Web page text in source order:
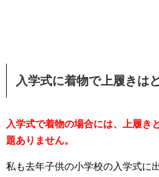
入学式に着物で上履きは
入学式で着物の場合には、上履き
題ありません。
私も去年子供の小学校の入学式に